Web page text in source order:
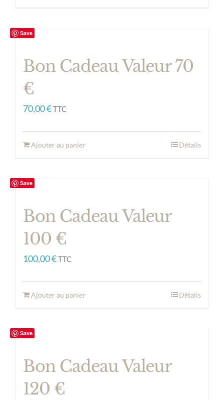
Save
Bon Cadeau Valeur 70
€
70,00€TTC
Ajouter au panier Détails
Save
Bon Cadeau Valeur
100 €
100,00€TTC
Ajouter au panier Détails
Save
Bon Cadeau Valeur
120 €